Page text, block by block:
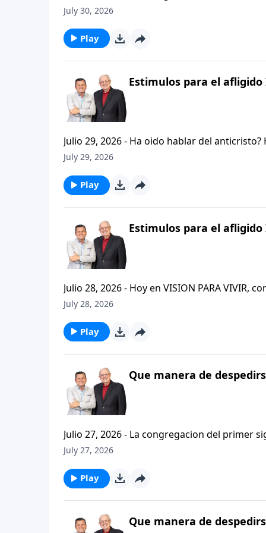
permanezcan firmes y aferrados a las
del mensaje que comenzamos hace un par
July 30, 2026
Play
Estimulos para el
Julio 29, 2026 - Ha oido hablar del
que se refiere la Biblia cuando usa la palabra
capitulo de 2 Tesalonicenses y escuchemos
AFLIGIDO.
July 29, 2026
Play
Estimulos para el afligido
Julio 28, 2026 - Hoy en VISION PARA
CRISTIANISMO FIRME: UN ESTUDIO DE 2
el pastor Carlos A. Zazueta titulo: "ESTIMULOS
July 28, 2026
Play
Que manera de
Julio 27, 2026 - La congregacion del primer
interpersonales cristianas y genuinas. Se afirmaban mutuamente. Daban cuentas de si mismos unos con
que significa desarrollar relaciones
July 27, 2026
Play
Que manera de